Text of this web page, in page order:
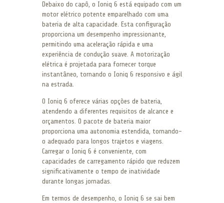
Debaixo do capô, o Ioniq 6 está equipado com um
motor elétrico potente emparelhado com uma
bateria de alta capacidade. Esta configuração
proporciona um desempenho impressionante,
permitindo uma aceleração rápida e uma
experiência de condução suave. A motorização
elétrica é projetada para fornecer torque
instantâneo, tornando o Ioniq 6 responsivo e ágil
na estrada.
O Ioniq 6 oferece várias opções de bateria,
atendendo a diferentes requisitos de alcance e
orçamentos. O pacote de bateria maior
proporciona uma autonomia estendida, tornando-
o adequado para longos trajetos e viagens.
Carregar o Ioniq 6 é conveniente, com
capacidades de carregamento rápido que reduzem
significativamente o tempo de inatividade
durante longas jornadas.
Em termos de desempenho, o Ioniq 6 se sai bem